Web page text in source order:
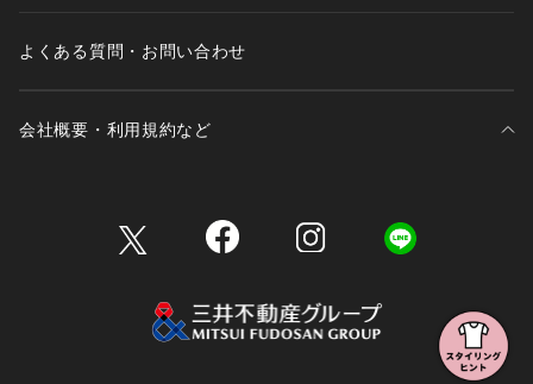
よくある質問・お問い合わせ
会社概要・利用規約など